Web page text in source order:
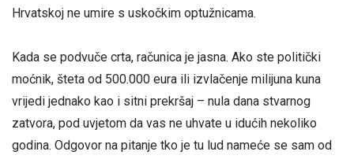
Hrvatskoj ne umire s uskočkim optužnicama.
Kada se podvuče crta, računica je jasna. Ako ste politički
moćnik, šteta od 500.000 eura ili izvlačenje milijuna kuna
vrijedi jednako kao i sitni prekršaj – nula dana stvarnog
zatvora, pod uvjetom da vas ne uhvate u idućih nekoliko
godina. Odgovor na pitanje tko je tu lud nameće se sam od